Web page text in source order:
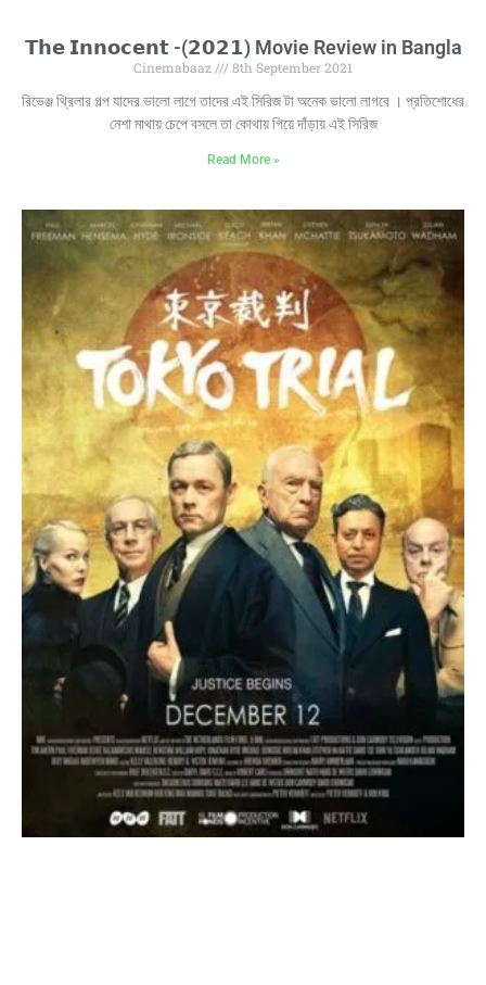
𝗧𝗵𝗲 𝗜𝗻𝗻𝗼𝗰𝗲𝗻𝘁 -(𝟮𝟬𝟮𝟭) Movie Review in Bangla
Cinemabaaz
8th September 2021
রিভেঞ্জ থ্রিলার গল্প যাদের ভালো লাগে তাদের এই সিরিজ টা অনেক ভালো লাগবে । প্রতিশোধের
নেশা মাথায় চেপে বসলে তা কোথায় গিয়ে দাঁড়ায় এই সিরিজ
Read More »